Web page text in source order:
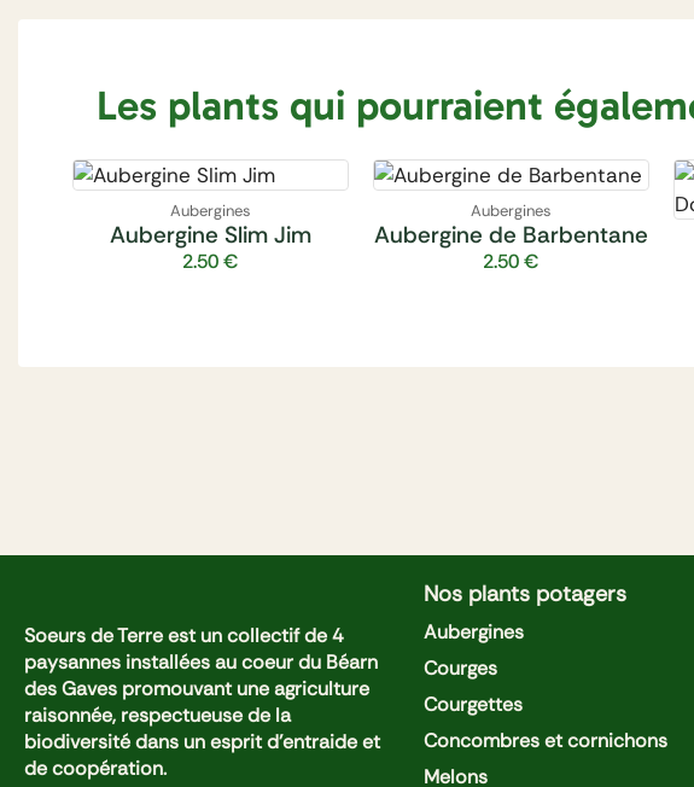
Les plants qui pourraient
Aubergines
Aubergine Slim Jim
2.50€
Aubergines
Aubergine de Barbentane
2.50€
Soeurs de Terre est un collectif de 4
paysannes installées au coeur du Béarn
des Gaves promouvant une agriculture
raisonnée, respectueuse de la
biodiversité dans un esprit d'entraide et
de coopération.
Nos plants potagers
Aubergines
Courges
Courgettes
Concombres et cornichons
Melons